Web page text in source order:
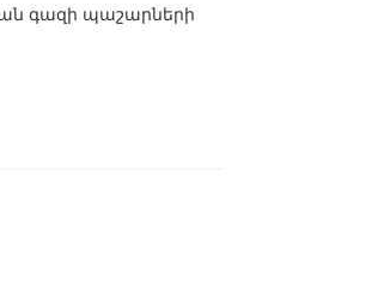
գազի պաշարների